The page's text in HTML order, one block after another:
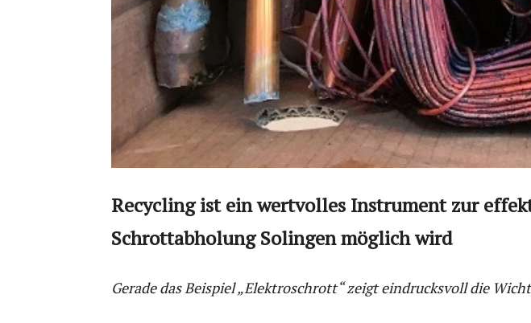
Recycling ist ein wertvolles Instrument zur
Schrottabholung Solingen möglich wird
Gerade das Beispiel „Elektroschrott“ zeigt eindrucksvoll die